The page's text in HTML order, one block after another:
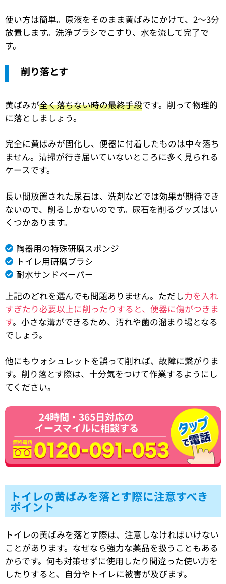
使い方は簡単。原液をそのまま黄ばみにかけて、2〜3分
放置します。洗浄ブラシでこすり、水を流して完了で
す。
削り落とす
黄ばみが全く落ちない時の最終手段です。削って物理的
に落としましょう。
完全に黄ばみが固化し、便器に付着したものは中々落ち
ません。清掃が行き届いていないところに多く見られる
ケースです。
長い間放置された尿石は、洗剤などでは効果が期待でき
ないので、削るしかないのです。尿石を削るグッズはい
くつかあります。
陶器用の特殊研磨スポンジ
トイレ用研磨ブラシ
耐水サンドペーパー
上記のどれを選んでも問題ありません。ただし力を入れ
すぎたり必要以上に削ったりすると、便器に傷がつきま
す。小さな溝ができるため、汚れや菌の溜まり場となる
でしょう。
他にもウォシュレットを誤って削れば、故障に繋がりま
す。削り落とす際は、十分気をつけて作業するようにし
てください。
24時間・365日対応の
イースマイルに相談する
トイレの黄ばみを落とす際に注意すべき
ポイント
トイレの黄ばみを落とす際は、注意しなければいけない
ことがあります。なぜなら強力な薬品を扱うこともある
からです。何も対策せずに使用したり間違った使い方を
したりすると、自分やトイレに被害が及びます。